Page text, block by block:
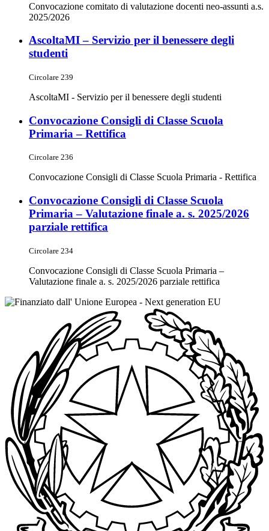
Convocazione comitato di valutazione docenti neo-assunti a.s.
2025/2026
AscoltaMI – Servizio per il benessere degli
studenti
Circolare 239
AscoltaMI - Servizio per il benessere degli studenti
Convocazione Consigli di Classe Scuola
Primaria – Rettifica
Circolare 236
Convocazione Consigli di Classe Scuola Primaria - Rettifica
Convocazione Consigli di Classe Scuola
Primaria – Valutazione finale a. s. 2025/2026
parziale rettifica
Circolare 234
Convocazione Consigli di Classe Scuola Primaria –
Valutazione finale a. s. 2025/2026 parziale rettifica